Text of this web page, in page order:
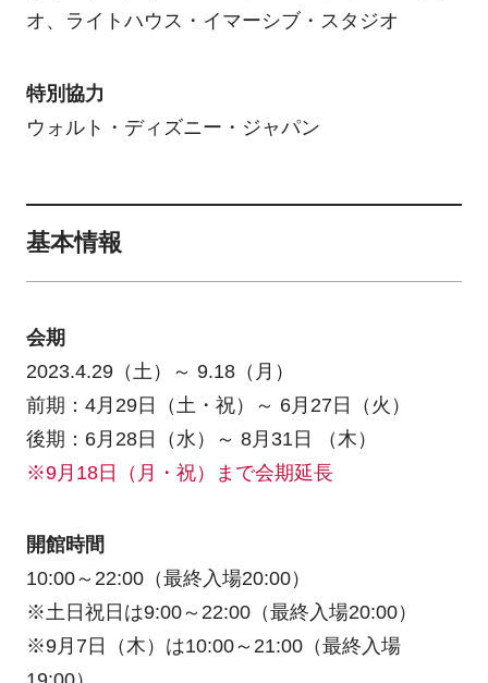
オ、ライトハウス・イマーシブ・スタジオ
特別協⼒
ウォルト・ディズニー・ジャパン
基本情報
会期
2023.4.29（土）～ 9.18（月）
前期：4月29日（土・祝）～ 6月27日（火）
後期：6月28日（水）～ 8月31日 （木）
※9月18日（月・祝）まで会期延長
開館時間
10:00～22:00（最終入場20:00）
※土日祝日は9:00～22:00（最終入場20:00）
※9月7日（木）は10:00～21:00（最終入場